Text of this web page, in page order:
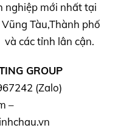
nghiệp mới nhất tại
Tàu,Thành phố
các tỉnh lân cận.
GROUP
(Zalo)
–